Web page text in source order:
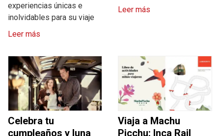
experiencias únicas e
inolvidables para su viaje
Leer más
Leer más
Celebra tu
cumpleaños y luna
Viaja a Machu
Picchu: Inca Rail